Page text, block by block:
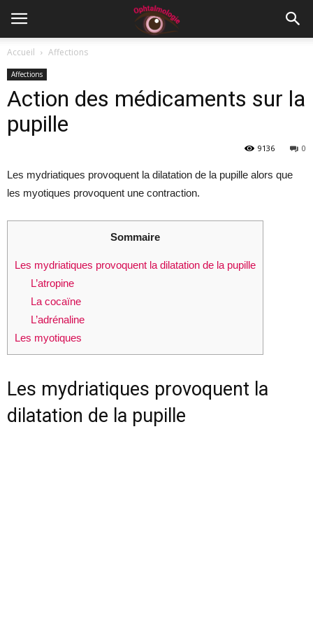
Accueil Affections
Affections
Action des médicaments sur la
pupille
0
9136
Les mydriatiques provoquent la dilatation de la pupille alors que
les myotiques provoquent une contraction.
Sommaire
Les mydriatiques provoquent la dilatation de la pupille
L’atropine
La cocaïne
L’adrénaline
Les myotiques
Les mydriatiques provoquent la
dilatation de la pupille